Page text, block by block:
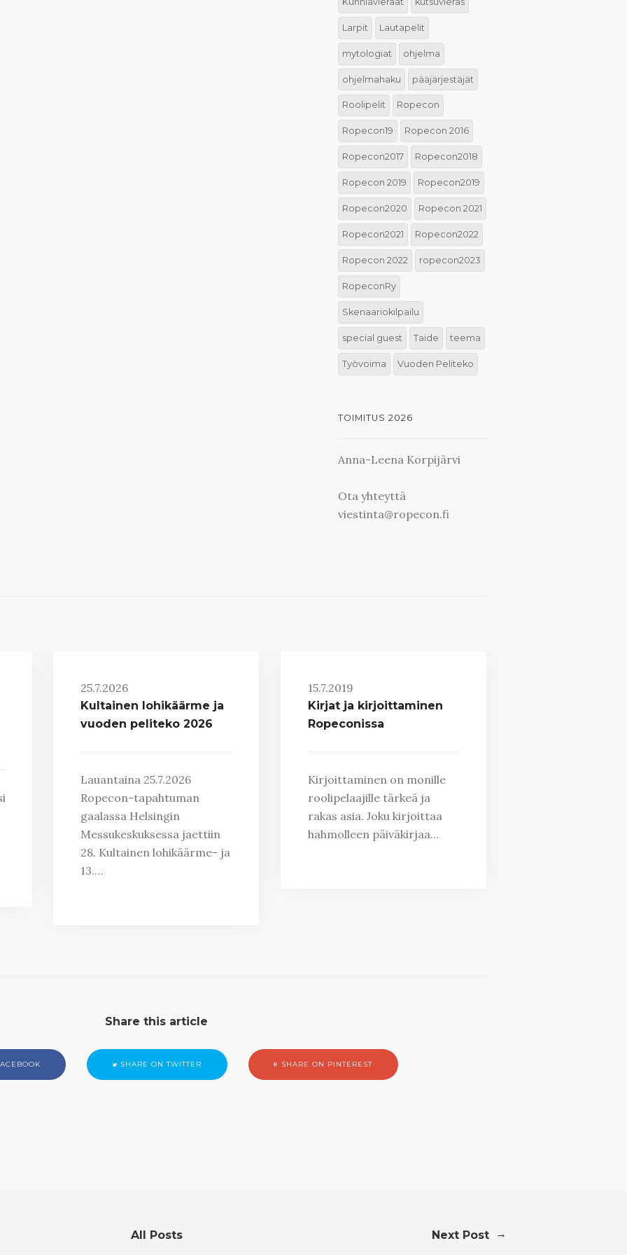
Larpit Lautapelit
mytologiat ohjelma
ohjelmahaku pääjärjestäjät
Roolipelit Ropecon
Ropecon19 Ropecon 2016
Ropecon2017 Ropecon2018
Ropecon 2019 Ropecon2019
Ropecon2020 Ropecon 2021
Ropecon2021 Ropecon2022
Ropecon 2022 ropecon2023
RopeconRy
Skenaariokilpailu
special guest Taide teema
Työvoima Vuoden Peliteko
TOIMITUS 2026
Anna-Leena Korpijärvi
Ota yhteyttä
viestinta@ropecon.fi
25.7.2026
Kultainen lohikäärme ja
vuoden peliteko 2026
Lauantaina 25.7.2026
Ropecon-tapahtuman
gaalassa Helsingin
Messukeskuksessa jaettiin
28. Kultainen lohikäärme- ja
13.…
15.7.2019
Kirjat ja kirjoittaminen
Ropeconissa
Kirjoittaminen on monille
roolipelaajille tärkeä ja
rakas asia. Joku kirjoittaa
hahmolleen päiväkirjaa…
Share this article
SHARE ON TWITTER SHARE ON PINTEREST
All Posts Next Post →